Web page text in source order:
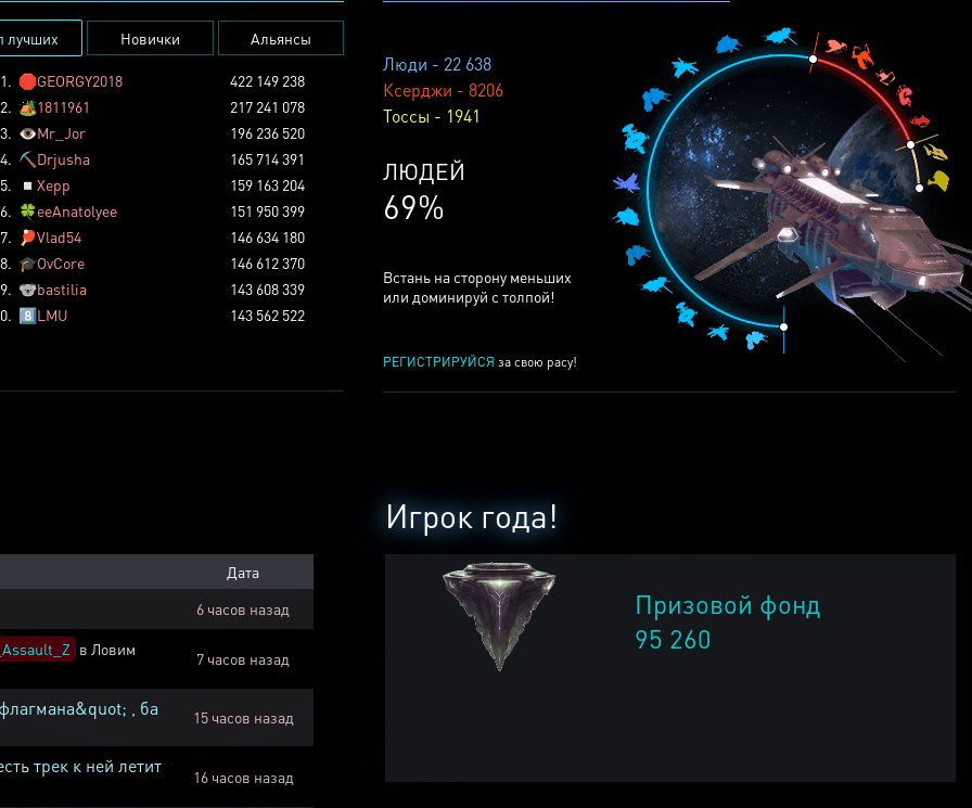
Люди - 22 638
Ксерджи - 8206
Тоссы - 1941
КСЕРДЖЕЙ
25%
Встань на сторону меньших
или доминируй с толпой!
РЕГИСТРИРУЙСЯ за свою расу!
лучших Новички Альянсы
1. 🛑GEORGY2018
422 149 238
2. 🏕️1811961
217 241 078
3. 👁️Mr_Jor
196 236 520
4. ⛏️ Drjusha
165 714 391
5.
◽ Xepp
159 163 204
6. 🍀eeAnatolyee
151 950 399
7.
🏓Vlad54
146 634 180
8. 🎓OvCore
146 612 370
9. 🐨bastilia
143 608 339
8️⃣LMU 143 562 522
Игрок года!
Призовой фонд
95 260
Дата
6 часов назад
в Ловим 7 часов назад
, ба 15 часов назад
трек к ней летит 16 часов назад